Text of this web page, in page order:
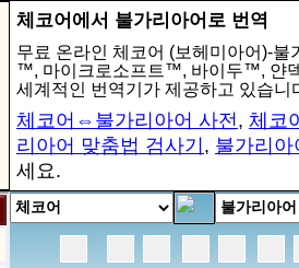
체코어에서 불가리아어로 번역
무료 온라인 체코어 (보헤미아어)-불
™, 마이크로소프트™, 바이두™, 얀
세계적인 번역기가 제공하고 있습니
체코어⇔불가리아어 사전, 체코
리아어 맞춤법 검사기 , 불가리
세요.